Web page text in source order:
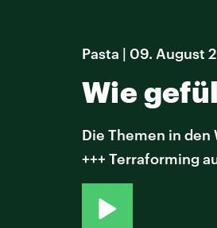
Pasta | 09. August
Wie
Die Themen in
+++ Terraforming